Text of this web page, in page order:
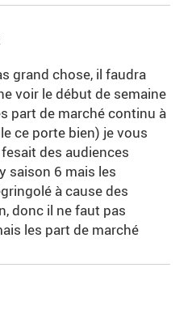
grand chose, il faudra
voir le début de semaine
part de marché continu à
ce porte bien) je vous
des audiences
saison 6 mais les
à cause des
donc il ne faut pas
les part de marché